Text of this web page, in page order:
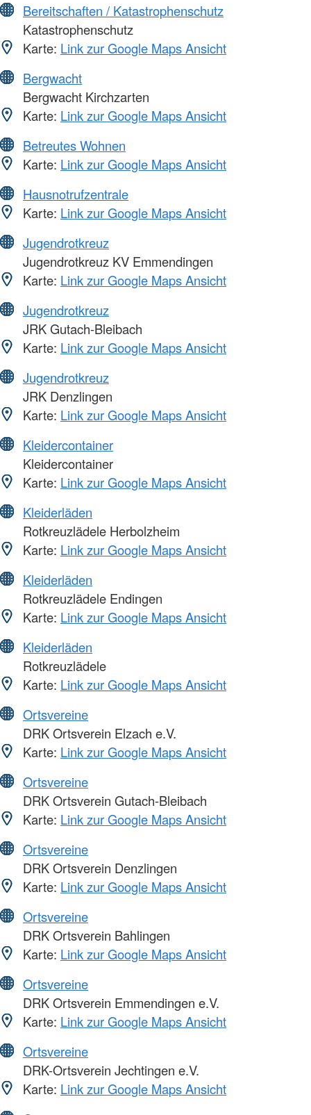
Bereitschaften / Katastrophenschutz
Katastrophenschutz
Karte: Link zur Google Maps Ansicht
Bergwacht
Bergwacht Kirchzarten
Karte: Link zur Google Maps Ansicht
Betreutes Wohnen
Karte: Link zur Google Maps Ansicht
Hausnotrufzentrale
Karte: Link zur Google Maps Ansicht
Jugendrotkreuz
Jugendrotkreuz KV Emmendingen
Karte: Link zur Google Maps Ansicht
Jugendrotkreuz
JRK Gutach-Bleibach
Karte: Link zur Google Maps Ansicht
Jugendrotkreuz
JRK Denzlingen
Karte: Link zur Google Maps Ansicht
Kleidercontainer
Kleidercontainer
Karte: Link zur Google Maps Ansicht
Kleiderläden
Rotkreuzlädele Herbolzheim
Karte: Link zur Google Maps Ansicht
Kleiderläden
Rotkreuzlädele Endingen
Karte: Link zur Google Maps Ansicht
Kleiderläden
Rotkreuzlädele
Karte: Link zur Google Maps Ansicht
Ortsvereine
DRK Ortsverein Elzach e.V.
Karte: Link zur Google Maps Ansicht
Ortsvereine
DRK Ortsverein Gutach-Bleibach
Karte: Link zur Google Maps Ansicht
Ortsvereine
DRK Ortsverein Denzlingen
Karte: Link zur Google Maps Ansicht
Ortsvereine
DRK Ortsverein Bahlingen
Karte: Link zur Google Maps Ansicht
Ortsvereine
DRK Ortsverein Emmendingen e.V.
Karte: Link zur Google Maps Ansicht
Ortsvereine
DRK-Ortsverein Jechtingen e.V.
Karte: Link zur Google Maps Ansicht